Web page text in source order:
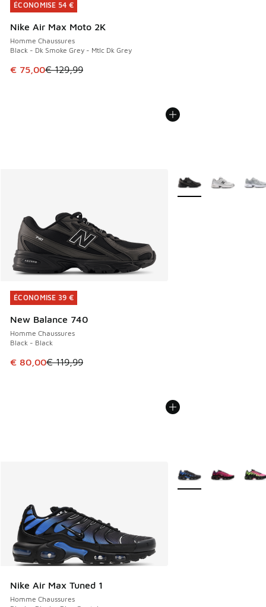
ÉCONOMISE 54 €
Nike Air Max Moto 2K
Homme Chaussures
Black - Dk Smoke Grey - Mtlc Dk Grey
Cet article est en promotion. Prix en baisse de € 129,99 à
€ 75,00€ 129,99
ÉCONOMISE 54 €
ÉCONOMISE 39 €
New Balance 740
Homme Chaussures
Black - Black
Cet article est en promotion. Prix en baisse de € 119,99 à
€ 80,00€ 119,99
ÉCONOMISE 39 €
Plus de couleurs
Nike Air Max Tuned 1
Homme Chaussures
Plus de couleurs